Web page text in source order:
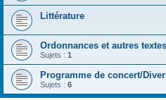
Littérature
Ordonnances et autres
Sujets : 1
Programme de concert/
Sujets : 6